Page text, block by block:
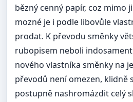
bězný cenný papír, coz mimo
mozné je i podle libovůle
prodat. K převodu směnky
rubopisem neboli
nového vlastníka směnky na
převodů není omezen, klidně
postupně nashromázdit celý